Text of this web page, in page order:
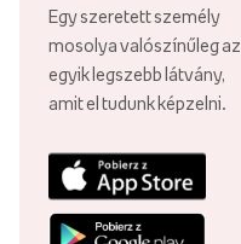
Egy szeretett személy
mosolya valószínűleg az
egyik legszebb látvány,
amit el tudunk képzelni.